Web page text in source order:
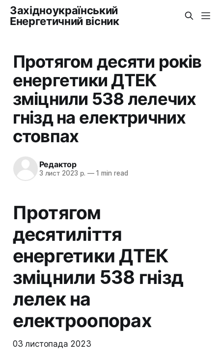
Західноукраїнський
Енергетичний вісник
Протягом десяти років
енергетики ДТЕК
зміцнили 538 лелечих
гнізд на електричних
стовпах
Редактор
3 лист 2023 р. —1 min read
Протягом
десятиліття
енергетики ДТЕК
зміцнили 538 гнізд
лелек на
електроопорах
03 листопада 2023